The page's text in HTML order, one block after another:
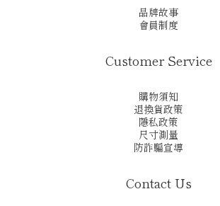
品牌故事
會員制度
Customer Service
購物須知
退換貨政策
隱私政策
尺寸測量
防詐騙宣導
Contact Us